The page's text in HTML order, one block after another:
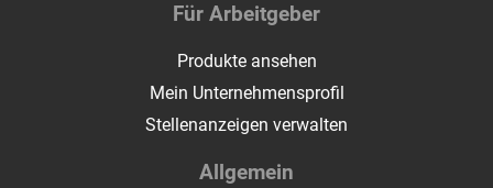
Für Arbeitgeber
Produkte ansehen
Mein Unternehmensprofil
Stellenanzeigen verwalten
Allgemein